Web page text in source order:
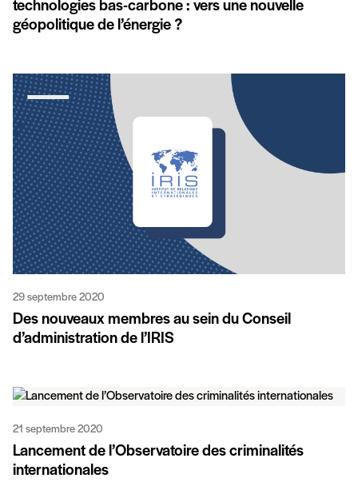
technologies bas-carbone : vers une nouvelle
géopolitique de l’énergie ?
29 septembre 2020
Des nouveaux membres au sein du Conseil
d’administration de l’IRIS
21 septembre 2020
Lancement de l’Observatoire des criminalités
internationales